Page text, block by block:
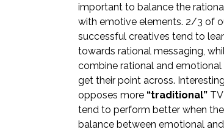
important to balance the
with emotive elements. 2/3 of
successful creatives tend to
towards rational messaging,
combine rational and
get their point across.
opposes more “traditional”
tend to perform better when
balance between emotional